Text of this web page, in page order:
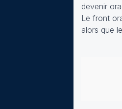
devenir
Le front
alors que